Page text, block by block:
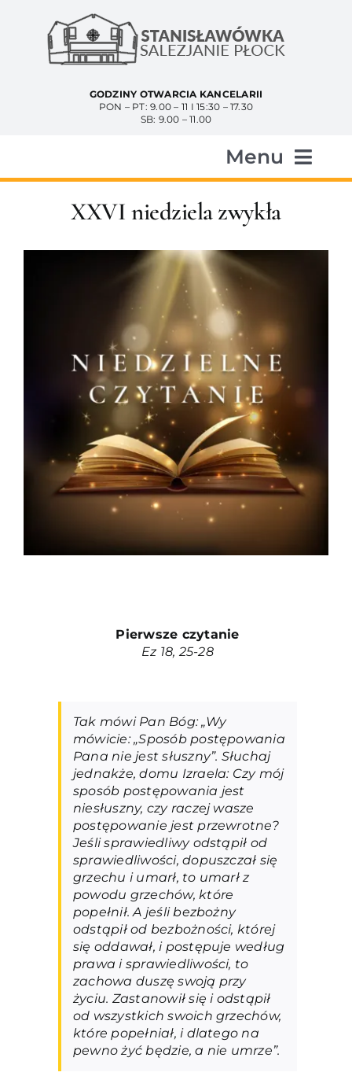
zawartości
GODZINY OTWARCIA KANCELARII
PON – PT: 9.00 – 11 I 15:30 – 17.30
SB: 9.00 – 11.00
Menu
Aktualności
Duszpasterze
Grupy parafialne
Wspólnoty
XXVI niedziela zwykła
Pierwsze czytanie
Ez 18, 25-28
Tak mówi Pan Bóg: „Wy
mówicie: „Sposób postępowania
Pana nie jest słuszny”. Słuchaj
jednakże, domu Izraela: Czy mój
sposób postępowania jest
niesłuszny, czy raczej wasze
postępowanie jest przewrotne?
Jeśli sprawiedliwy odstąpił od
sprawiedliwości, dopuszczał się
grzechu i umarł, to umarł z
powodu grzechów, które
popełnił. A jeśli bezbożny
odstąpił od bezbożności, której
się oddawał, i postępuje według
prawa i sprawiedliwości, to
zachowa duszę swoją przy
życiu. Zastanowił się i odstąpił
od wszystkich swoich grzechów,
które popełniał, i dlatego na
pewno żyć będzie, a nie umrze”.